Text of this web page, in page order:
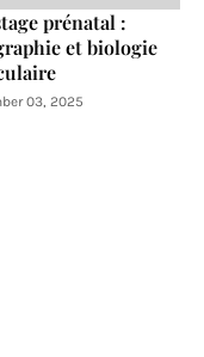
prénatal :
et biologie
03, 2025